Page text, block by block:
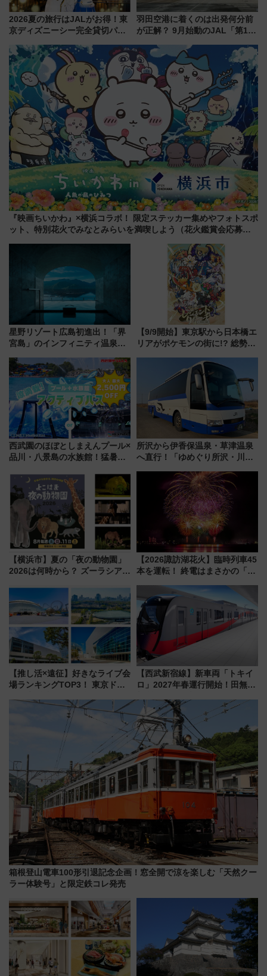
2026夏の旅行はJALがお得！東
京ディズニーシー完全貸切パー
ーン始まる 条件は「夏の国内
線に2回搭乗」
羽田空港に着くのは出発何分前
が正解？ 9月始動のJAL「第1タ
歩1キロ超え！ 知っておきたい
変更点まとめ
『映画ちいかわ』×横浜コラボ！ 限定ステッカー集めやフォトスポ
ット、特別花火でみなとみらいを満喫しよう（花火鑑賞会応募は
星野リゾート広島初進出！「界
宮島」のインフィニティ温泉と
宿泊料金・アクセスは？（2026
年7月23日開業）
【9/9開始】東京駅から日本橋エ
リアがポケモンの街に!? 総勢
リサーチ」本格謎解き・グッズ
情報まとめ
西武園のほぼとしまえんプール×
品川・八景島の水族館！猛暑を
夏休みをお得に楽しむ！
所沢から伊香保温泉・草津温泉
へ直行！「ゆめぐり所沢・川越
軽に 運行ダイヤ・運賃を解説
【横浜市】夏の「夜の動物園」
2026は何時から？ ズーラシア・
見どころ、限定イベントを徹底
解説！
【2026諏訪湖花火】臨時列車45
本を運転！ 終電はまさかの「0
ログラムから交通規制情報、観
覧席情報まで徹底解説
【推し活×遠征】好きなライブ会
場ランキングTOP3！ 東京ドー
由と交通アクセス術、ライブ会
場に何を求める？
【西武新宿線】新車両「トキイ
ロ」2027年春運行開始！田無・
「第2弾」も
箱根登山電車100形引退記念企画！窓全開で涼を楽しむ「天然クー
ラー体験号」と限定鉄コレ発売